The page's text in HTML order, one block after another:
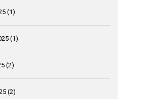
(1)
(1)
(2)
(2)